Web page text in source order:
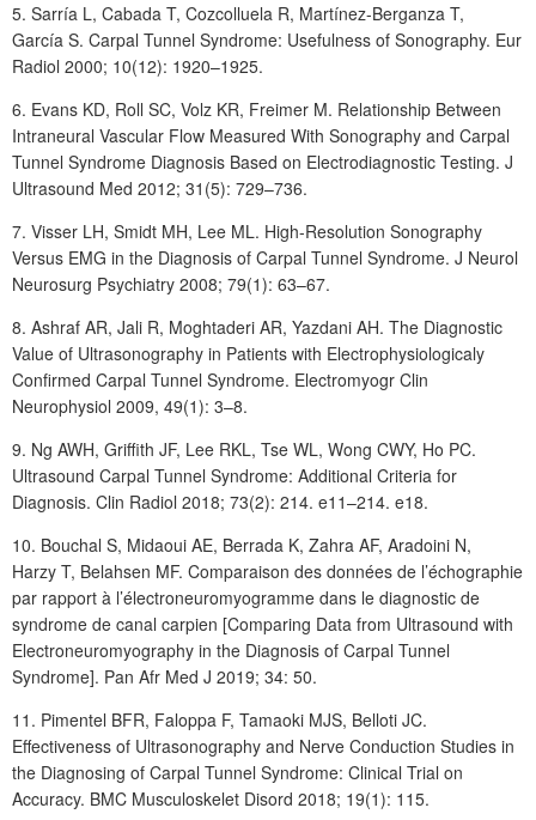
5. Sarría L, Cabada T, Cozcolluela R, Martínez-Berganza T,
García S. Carpal Tunnel Syndrome: Usefulness of Sonography. Eur
Radiol 2000; 10(12): 1920–1925.
6. Evans KD, Roll SC, Volz KR, Freimer M. Relationship Between
Intraneural Vascular Flow Measured With Sonography and Carpal
Tunnel Syndrome Diagnosis Based on Electrodiagnostic Testing. J
Ultrasound Med 2012; 31(5): 729–736.
7. Visser LH, Smidt MH, Lee ML. High-Resolution Sonography
Versus EMG in the Diagnosis of Carpal Tunnel Syndrome. J Neurol
Neurosurg Psychiatry 2008; 79(1): 63–67.
8. Ashraf AR, Jali R, Moghtaderi AR, Yazdani AH. The Diagnostic
Value of Ultrasonography in Patients with Electrophysiologicaly
Confirmed Carpal Tunnel Syndrome. Electromyogr Clin
Neurophysiol 2009, 49(1): 3–8.
9. Ng AWH, Griffith JF, Lee RKL, Tse WL, Wong CWY, Ho PC.
Ultrasound Carpal Tunnel Syndrome: Additional Criteria for
Diagnosis. Clin Radiol 2018; 73(2): 214. e11–214. e18.
10. Bouchal S, Midaoui AE, Berrada K, Zahra AF, Aradoini N,
Harzy T, Belahsen MF. Comparaison des données de l’échographie
par rapport à l’électroneuromyogramme dans le diagnostic de
syndrome de canal carpien [Comparing Data from Ultrasound with
Electroneuromyography in the Diagnosis of Carpal Tunnel
Syndrome]. Pan Afr Med J 2019; 34: 50.
11. Pimentel BFR, Faloppa F, Tamaoki MJS, Belloti JC.
Effectiveness of Ultrasonography and Nerve Conduction Studies in
the Diagnosing of Carpal Tunnel Syndrome: Clinical Trial on
Accuracy. BMC Musculoskelet Disord 2018; 19(1): 115.